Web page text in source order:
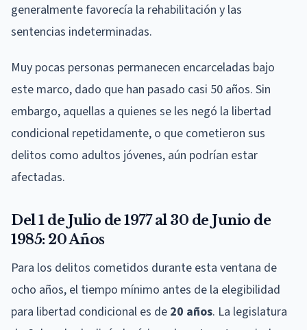
generalmente favorecía la rehabilitación y las
sentencias indeterminadas.
Muy pocas personas permanecen encarceladas bajo
este marco, dado que han pasado casi 50 años. Sin
embargo, aquellas a quienes se les negó la libertad
condicional repetidamente, o que cometieron sus
delitos como adultos jóvenes, aún podrían estar
afectadas.
Del 1 de Julio de 1977 al 30 de Junio de
1985: 20 Años
Para los delitos cometidos durante esta ventana de
ocho años, el tiempo mínimo antes de la elegibilidad
para libertad condicional es de 20 años. La legislatura